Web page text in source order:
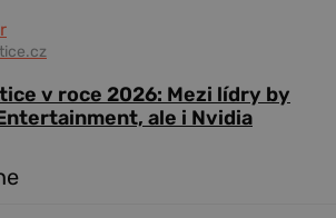
v roce 2026: Mezi lídry by
ale i Nvidia